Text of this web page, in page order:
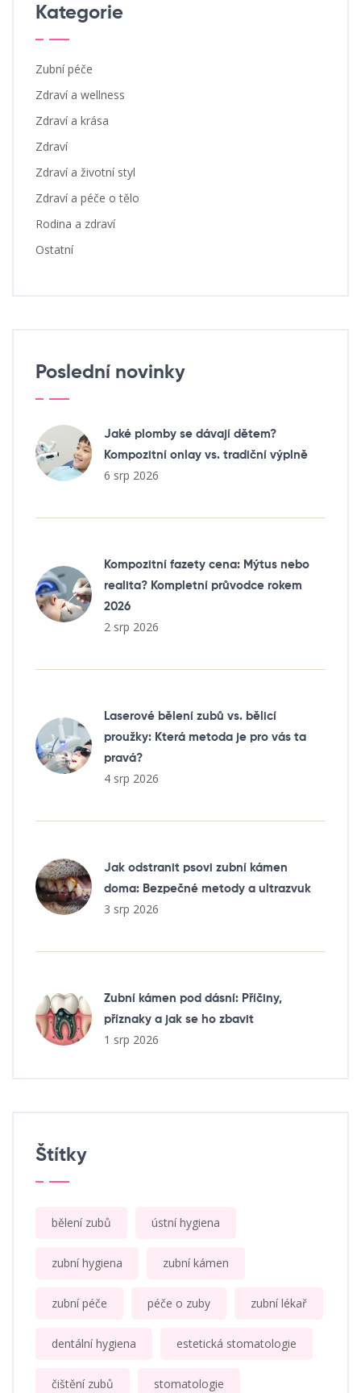
Kategorie
Zubní péče
Zdraví a wellness
Zdraví a krása
Zdraví
Zdraví a životní styl
Zdraví a péče o tělo
Rodina a zdraví
Ostatní
Poslední novinky
Jaké plomby se dávají dětem?
Kompozitní onlay vs. tradiční výplně
6 srp 2026
Kompozitní fazety cena: Mýtus nebo
realita? Kompletní průvodce rokem
2026
2 srp 2026
Laserové bělení zubů vs. bělicí
proužky: Která metoda je pro vás ta
pravá?
4 srp 2026
Jak odstranit psovi zubní kámen
doma: Bezpečné metody a ultrazvuk
3 srp 2026
Zubní kámen pod dásní: Příčiny,
příznaky a jak se ho zbavit
1 srp 2026
Štítky
bělení zubů ústní hygiena
zubní hygiena zubní kámen
zubní péče péče o zuby zubní lékař
dentální hygiena estetická stomatologie
čištění zubů stomatologie